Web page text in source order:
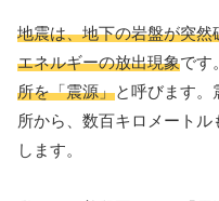
地震は、地下の岩盤が突
エネルギーの放出現象です
所を「震源」と呼びます
所から、数百キロメート
します。